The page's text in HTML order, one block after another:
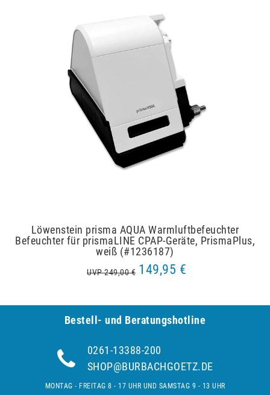
Löwenstein prisma AQUA Warmluftbefeuchter
Befeuchter für prismaLINE CPAP-Geräte, PrismaPlus,
weiß (#1236187)
UVP 249,00 € 149,95 €
Bestell- und Be­ra­tungs­hot­line
0261-13388-200
SHOP@BURBACHGOETZ.DE
MONTAG - FREITAG 8 - 17 UHR UND SAMSTAG 9 - 13 UHR